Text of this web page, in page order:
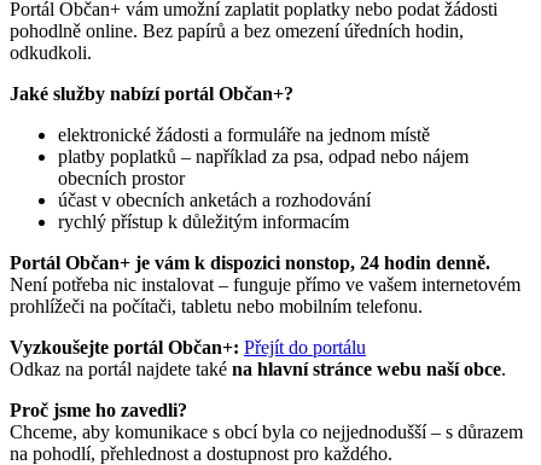
Portál Občan+ vám umožní zaplatit poplatky nebo podat žádosti
pohodlně online. Bez papírů a bez omezení úředních hodin,
odkudkoli.
Jaké služby nabízí portál Občan+?
elektronické žádosti a formuláře na jednom místě
platby poplatků – například za psa, odpad nebo nájem
obecních prostor
účast v obecních anketách a rozhodování
rychlý přístup k důležitým informacím
Portál Občan+ je vám k dispozici nonstop, 24 hodin denně.
Není potřeba nic instalovat – funguje přímo ve vašem internetovém
prohlížeči na počítači, tabletu nebo mobilním telefonu.
Vyzkoušejte portál Občan+: Přejít do portálu
Odkaz na portál najdete také na hlavní stránce webu naší obce.
Proč jsme ho zavedli?
Chceme, aby komunikace s obcí byla co nejjednodušší – s důrazem
na pohodlí, přehlednost a dostupnost pro každého.